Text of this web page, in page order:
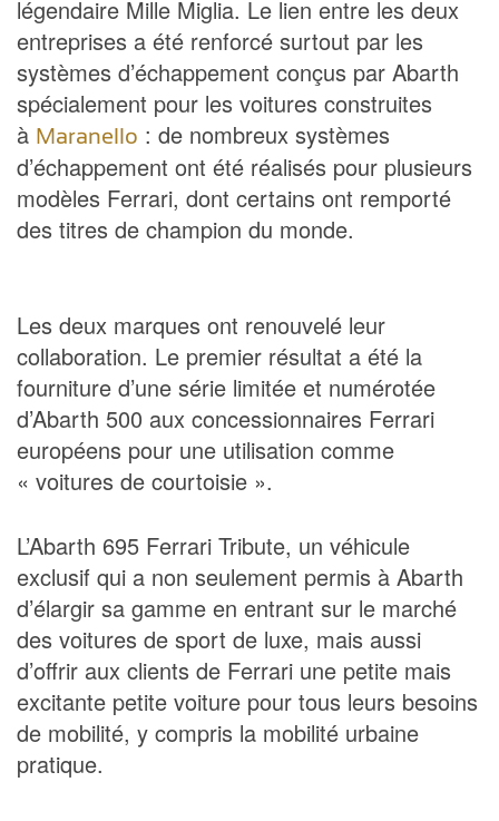
légendaire Mille Miglia. Le lien entre les deux
entreprises a été renforcé surtout par les
systèmes d’échappement conçus par Abarth
spécialement pour les voitures construites
à Maranello : de nombreux systèmes
d’échappement ont été réalisés pour plusieurs
modèles Ferrari, dont certains ont remporté
des titres de champion du monde.
Les deux marques ont renouvelé leur
collaboration. Le premier résultat a été la
fourniture d’une série limitée et numérotée
d’Abarth 500 aux concessionnaires Ferrari
européens pour une utilisation comme
« voitures de courtoisie ».
L’Abarth 695 Ferrari Tribute, un véhicule
exclusif qui a non seulement permis à Abarth
d’élargir sa gamme en entrant sur le marché
des voitures de sport de luxe, mais aussi
d’offrir aux clients de Ferrari une petite mais
excitante petite voiture pour tous leurs besoins
de mobilité, y compris la mobilité urbaine
pratique.